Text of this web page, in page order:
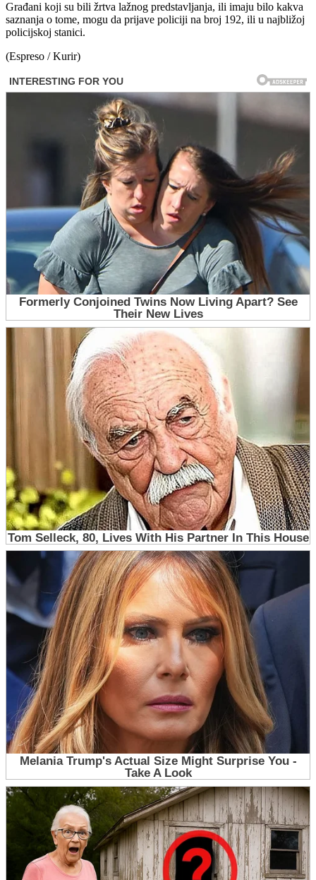
Građani koji su bili žrtva lažnog predstavljanja, ili imaju bilo kakva
saznanja o tome, mogu da prijave policiji na broj 192, ili u najbližoj
policijskoj stanici.
(Espreso / Kurir)